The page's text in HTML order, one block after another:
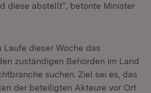
diese abstellt“, betonte Minister
Laufe dieser Woche das
zuständigen Behörden im Land
suchen. Ziel sei es, das
der beteiligten Akteure vor Ort